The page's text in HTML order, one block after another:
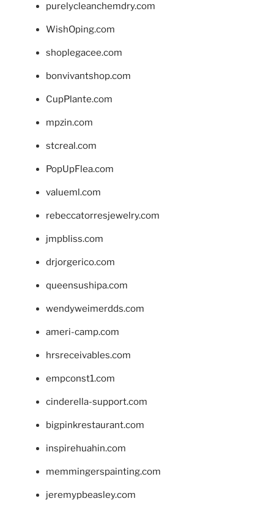
purelycleanchemdry.com
WishOping.com
shoplegacee.com
bonvivantshop.com
CupPlante.com
mpzin.com
stcreal.com
PopUpFlea.com
valueml.com
rebeccatorresjewelry.com
jmpbliss.com
drjorgerico.com
queensushipa.com
wendyweimerdds.com
ameri-camp.com
hrsreceivables.com
empconst1.com
cinderella-support.com
bigpinkrestaurant.com
inspirehuahin.com
memmingerspainting.com
jeremypbeasley.com